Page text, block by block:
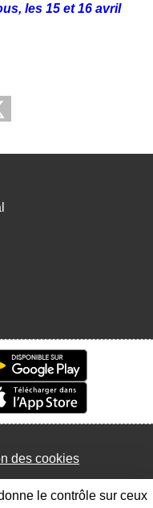
les 15 et 16 avril
des cookies
le contrôle sur ceux